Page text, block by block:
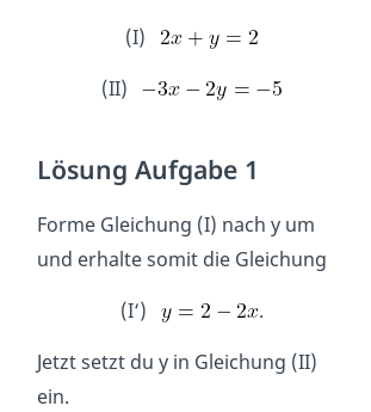
(I)
(II)
Lösung Aufgabe 1
Forme Gleichung (I) nach y um
und erhalte somit die Gleichung
(I‘)
.
Jetzt setzt du y in Gleichung (II)
ein.